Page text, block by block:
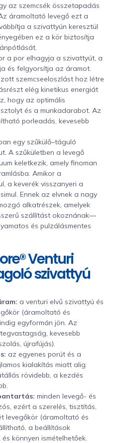
az szemcsék összetapadás
áramoltató levegő ezt a
a szivattyún keresztül
ez a kör biztosítja
a por elhagyja a szivattyút, a
és felgyorsítja az áramot.
szemcseeloszlást hoz létre
elég kinetikus energiát
hogy az optimális
és a munkadarabot. Az
porleadás, kevesebb
egy szűkülő–táguló
A szűkületben a levegő
keletkezik, amely finoman
Amikor a
a keverék visszanyeri a
Ennek az elvnek a nagy
alkatrészek, amelyek
szállítást okoznának—
és pulzálásmentes
Venturi
szivattyú
a venturi elvű szivattyú és
(áramoltató és
egyformán jön. Az
kevesebb
újrafújás).
az egyenes porút és a
kialakítás miatt alig
rövidebb, a kezdés
minden levegő- és
ezért a szerelés, tisztítás,
levegőkör (áramoltató és
a beállítások
könnyen ismételhetőek.